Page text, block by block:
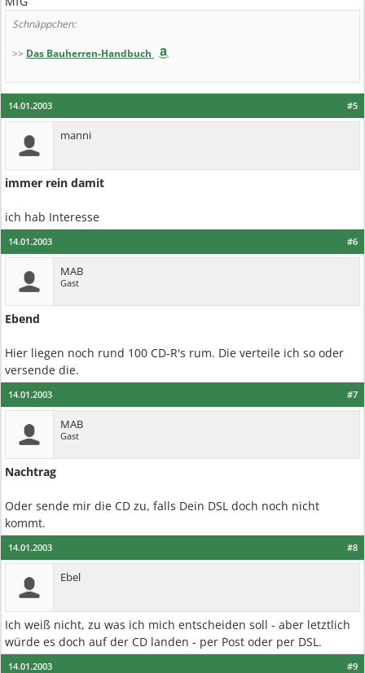
Schnäppchen:
>> Das Bauherren-Handbuch
#5
14.01.2003
manni
immer rein damit
ich hab Interesse
#6
14.01.2003
MAB
Gast
Ebend
Hier liegen noch rund 100 CD-R's rum. Die verteile ich so oder
versende die.
#7
14.01.2003
MAB
Gast
Nachtrag
Oder sende mir die CD zu, falls Dein DSL doch noch nicht
kommt.
#8
14.01.2003
Ebel
Ich weiß nicht, zu was ich mich entscheiden soll - aber letztlich
würde es doch auf der CD landen - per Post oder per DSL.
#9
14.01.2003